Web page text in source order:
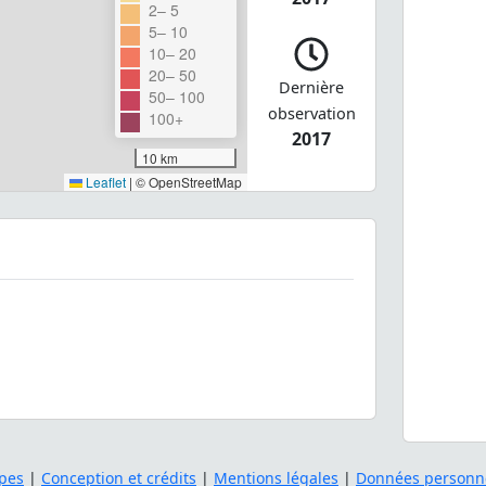
2– 5
5– 10
10– 20
20– 50
50– 100
100+
10 km
Leaflet | © OpenStreetMap
Dernière
observation
2017
| Conception et crédits | Mentions légales | Données